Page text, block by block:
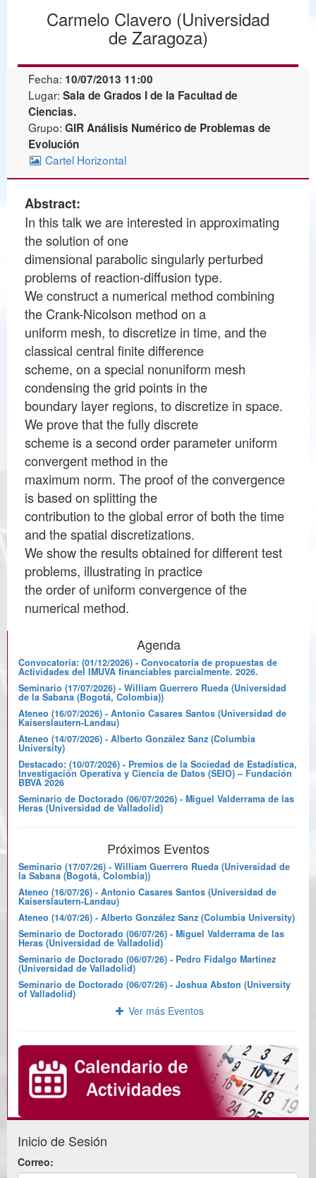
Carmelo Clavero (Universidad
de Zaragoza)
Fecha: 10/07/2013 11:00
Lugar: Sala de Grados I de la Facultad de
Ciencias.
Grupo: GIR Análisis Numérico de Problemas de
Evolución
Cartel Horizontal
Abstract:
In this talk we are interested in approximating
the solution of one
dimensional parabolic singularly perturbed
problems of reaction-diffusion type.
We construct a numerical method combining
the Crank-Nicolson method on a
uniform mesh, to discretize in time, and the
classical central finite difference
scheme, on a special nonuniform mesh
condensing the grid points in the
boundary layer regions, to discretize in space.
We prove that the fully discrete
scheme is a second order parameter uniform
convergent method in the
maximum norm. The proof of the convergence
is based on splitting the
contribution to the global error of both the time
and the spatial discretizations.
We show the results obtained for different test
problems, illustrating in practice
the order of uniform convergence of the
numerical method.
Agenda
Convocatoria: (01/12/2026) - Convocatoria de propuestas de
Actividades del IMUVA financiables parcialmente. 2026.
Seminario (17/07/2026) - William Guerrero Rueda (Universidad
de la Sabana (Bogotá, Colombia))
Ateneo (16/07/2026) - Antonio Casares Santos (Universidad de
Kaiserslautern-Landau)
Ateneo (14/07/2026) - Alberto González Sanz (Columbia
University)
Destacado: (10/07/2026) - Premios de la Sociedad de Estadística,
Investigación Operativa y Ciencia de Datos (SEIO) – Fundación
BBVA 2026
Seminario de Doctorado (06/07/2026) - Miguel Valderrama de las
Heras (Universidad de Valladolid)
Próximos Eventos
Seminario (17/07/26) - William Guerrero Rueda (Universidad de
la Sabana (Bogotá, Colombia))
Ateneo (16/07/26) - Antonio Casares Santos (Universidad de
Kaiserslautern-Landau)
Ateneo (14/07/26) - Alberto González Sanz (Columbia University)
Seminario de Doctorado (06/07/26) - Miguel Valderrama de las
Heras (Universidad de Valladolid)
Seminario de Doctorado (06/07/26) - Pedro Fidalgo Martínez
(Universidad de Valladolid)
Seminario de Doctorado (06/07/26) - Joshua Abston (University
of Valladolid)
Ver más Eventos
Inicio de Sesión
Correo: